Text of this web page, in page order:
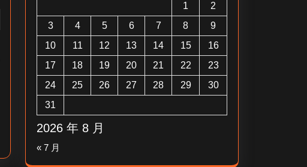
2026 年 8 月
1
2
3
4 5 6 7 8
9
10
11 12 13 14 15
16
17
18 19 20 21 22
23
24
25 26 27 28 29
30
31
« 7 月